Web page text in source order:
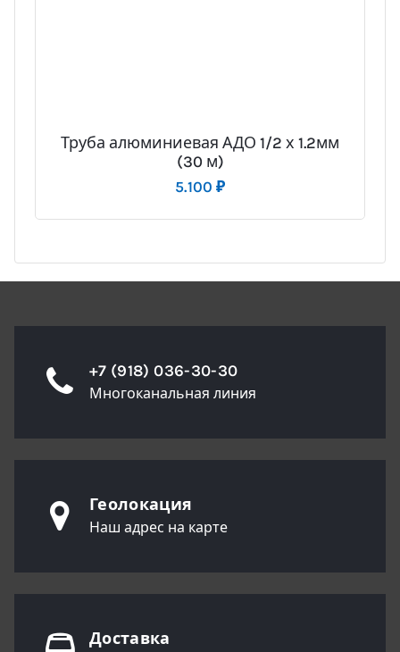
Труба алюминиевая АДО 1/2 х 1.2мм
(30 м)
5.100 ₽
+7 (918) 036-30-30
Многоканальная линия
Геолокация
Наш адрес на карте
Доставка